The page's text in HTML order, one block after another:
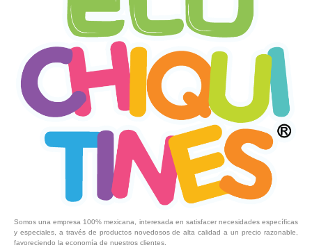
Somos una empresa 100% mexicana, interesada en satisfacer necesidades específicas
y especiales, a través de productos novedosos de alta calidad a un precio razonable,
favoreciendo la economía de nuestros clientes.